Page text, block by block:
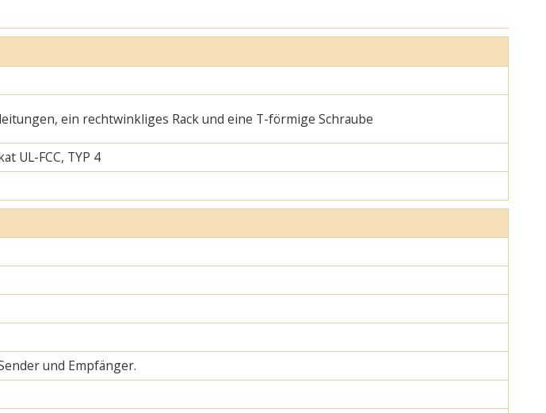
ein rechtwinkliges Rack und eine T-förmige Schraube
UL-FCC, TYP 4
und Empfänger.